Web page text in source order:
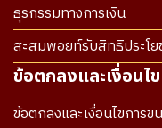
ธุรกรรมทางการเงิน
สะสมพอยท์รับสิทธิประโ
ข้อตกลงและเงื่อนไข
ข้อตกลงและเงื่อนไขการข